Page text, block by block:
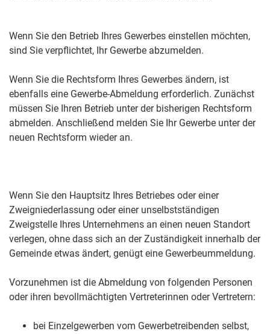
Wenn Sie den Betrieb Ihres Gewerbes einstellen möchten,
sind Sie verpflichtet, Ihr Gewerbe abzumelden.
Wenn Sie die Rechtsform Ihres Gewerbes ändern, ist
ebenfalls eine Gewerbe-Abmeldung erforderlich. Zunächst
müssen Sie Ihren Betrieb unter der bisherigen Rechtsform
abmelden. Anschließend melden Sie Ihr Gewerbe unter der
neuen Rechtsform wieder an.
Wenn Sie den Hauptsitz Ihres Betriebes oder einer
Zweigniederlassung oder einer unselbstständigen
Zweigstelle Ihres Unternehmens an einen neuen Standort
verlegen, ohne dass sich an der Zuständigkeit innerhalb der
Gemeinde etwas ändert, genügt eine Gewerbeummeldung.
Vorzunehmen ist die Abmeldung von folgenden Personen
oder ihren bevollmächtigten Vertreterinnen oder Vertretern:
bei Einzelgewerben vom Gewerbetreibenden selbst,